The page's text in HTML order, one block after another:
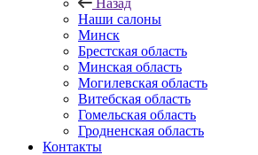
Назад
Наши салоны
Минск
Брестская область
Минская область
Могилевская область
Витебская область
Гомельская область
Гродненская область
Контакты